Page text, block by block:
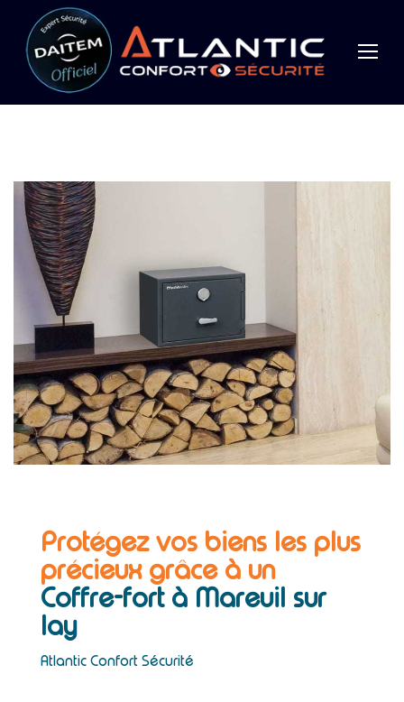
Protégez vos biens les plus
précieux grâce à un
Coffre-fort à Mareuil sur
lay
Atlantic Confort Sécurité